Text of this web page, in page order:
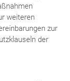
weiteren
zur
der